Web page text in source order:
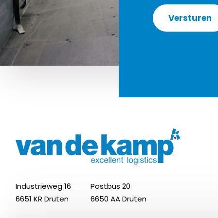
Industrieweg 16
6651 KR Druten
Postbus 20
6650 AA Druten